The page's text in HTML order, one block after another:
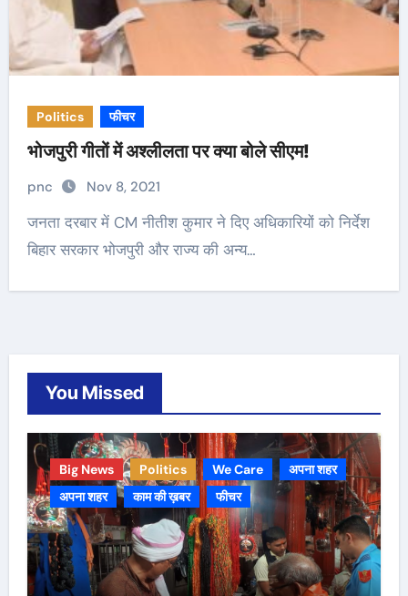
Politics फीचर
भोजपुरी गीतों में अश्लीलता पर क्या बोले सीएम!
pnc Nov 8, 2021
जनता दरबार में CM नीतीश कुमार ने दिए अधिकारियों को निर्देश
बिहार सरकार भोजपुरी और राज्य की अन्‍य…
You Missed
Big News Politics We Care
अपना शहर
अपना शहर
काम की ख़बर फीचर